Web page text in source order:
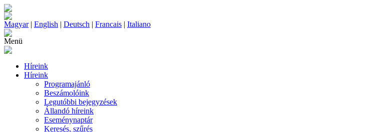
Magyar| English | Deutsch | Francais | Italiano
Menü
Híreink
Híreink
Programajánló
Beszámolóink
Legutóbbi bejegyzések
Állandó híreink
Eseménynaptár
Keresés, szűrés